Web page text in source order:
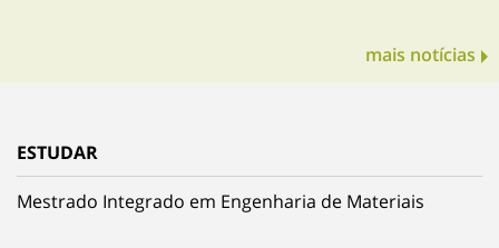
mais notícias
ESTUDAR
Mestrado Integrado em Engenharia de Materiais